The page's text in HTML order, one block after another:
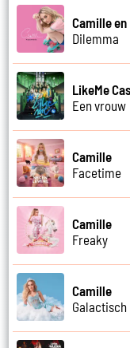
Camille en
Dilemma
LikeMe
Een vrouw
Camille
Facetime
Camille
Freaky
Camille
Galactisch